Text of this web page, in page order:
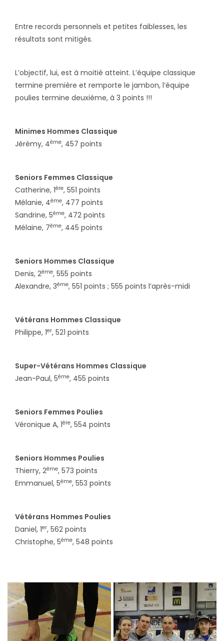
Entre records personnels et petites faiblesses, les
résultats sont mitigés.
L’objectif, lui, est à moitié atteint. L’équipe classique
termine première et remporte le jambon, l’équipe
poulies termine deuxième, à 3 points !!!
Minimes Hommes Classique
Jérémy, 4ème, 457 points
Seniors Femmes Classique
Catherine, 1ère, 551 points
Mélanie, 4ème, 477 points
Sandrine, 5ème, 472 points
Mélaine, 7ème, 445 points
Seniors Hommes Classique
Denis, 2ème, 555 points
Alexandre, 3ème, 551 points ; 555 points l’après-midi
Vétérans Hommes Classique
Philippe, 1er, 521 points
Super-Vétérans Hommes Classique
Jean-Paul, 5ème, 455 points
Seniors Femmes Poulies
Véronique A, 1ère, 554 points
Seniors Hommes Poulies
Thierry, 2ème, 573 points
Emmanuel, 5ème, 553 points
Vétérans Hommes Poulies
Daniel, 1er, 562 points
Christophe, 5ème, 548 points